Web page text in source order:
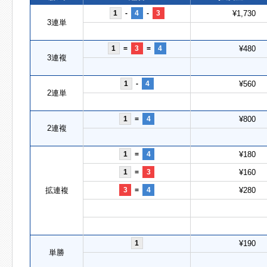
3連単
1 - 4 - 3 ¥1,730
3連複
1 = 3 = 4 ¥480
2連単
1 - 4 ¥560
2連複
1 = 4 ¥800
拡連複
1 = 4 ¥180
1 = 3 ¥160
3 = 4 ¥280
単勝
1 ¥190